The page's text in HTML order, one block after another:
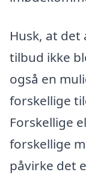
Husk, at
tilbud ikke
også en
forskellige
Forskellige
forskellige
påvirke det